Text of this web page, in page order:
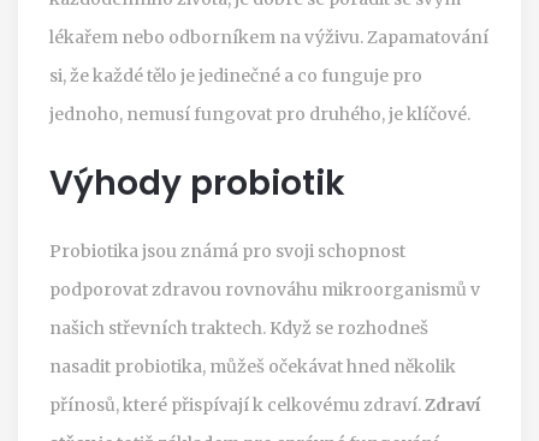
lékařem nebo odborníkem na výživu. Zapamatování
si, že každé tělo je jedinečné a co funguje pro
jednoho, nemusí fungovat pro druhého, je klíčové.
Výhody probiotik
Probiotika jsou známá pro svoji schopnost
podporovat zdravou rovnováhu mikroorganismů v
našich střevních traktech. Když se rozhodneš
nasadit probiotika, můžeš očekávat hned několik
přínosů, které přispívají k celkovému zdraví.Zdraví